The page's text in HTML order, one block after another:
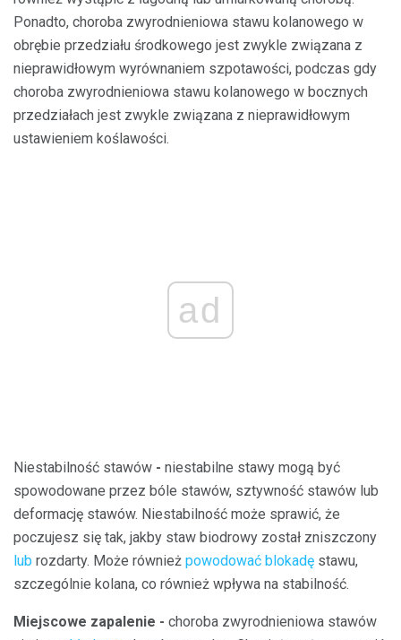
Ponadto, choroba zwyrodnieniowa stawu kolanowego w
obrębie przedziału środkowego jest zwykle związana z
nieprawidłowym wyrównaniem szpotawości, podczas gdy
choroba zwyrodnieniowa stawu kolanowego w bocznych
przedziałach jest zwykle związana z nieprawidłowym
ustawieniem koślawości.
ad
Niestabilność stawów - niestabilne stawy mogą być
spowodowane przez bóle stawów, sztywność stawów lub
deformację stawów. Niestabilność może sprawić, że
poczujesz się tak, jakby staw biodrowy został zniszczony
lub rozdarty. Może również powodować blokadę stawu,
szczególnie kolana, co również wpływa na stabilność.
Miejscowe zapalenie - choroba zwyrodnieniowa stawów